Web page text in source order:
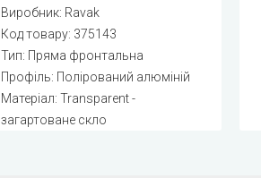
Виробник: Ravak
Код товару: 375143
Тип: Пряма фронтальна
Профіль: Полірований алюміній
Матеріал: Transparent -
загартоване скло